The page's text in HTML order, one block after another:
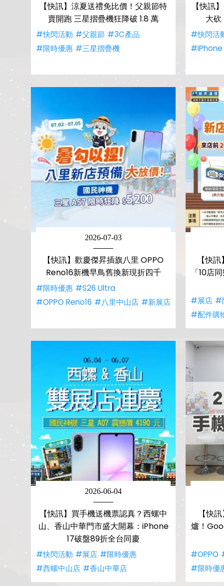
【快訊】涼夏送禮免比價！父親節特
賣開跑 三星摺疊機狂降破 1.8 萬
#快閃活動 #父親節 #3C產品
#限時優惠 #三星摺疊機
【快訊
大砍
#快閃活
#iPhone
2026-07-03
【快訊】歡慶傑昇插旗八里 OPPO
Reno16新機早鳥舊換新現折四千
#限時優惠 #S26 Ultra
#OPPO Reno16 #八里中山店 #新展店
【快
「10店
#展店 #
#配件購
2026-06-04
【快訊】買手機送機票認真？西螺中
山、香山中華門市盛大開幕：iPhone
17破盤89折全台同慶
#快閃活動 #展店 #限時優惠
#西螺中山店 #香山中華店
【快
爐！
#OPPO
#限時優